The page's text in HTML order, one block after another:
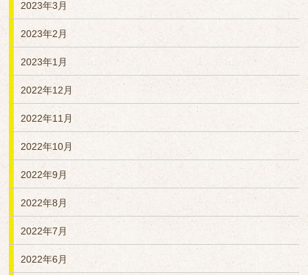
2023年3月
2023年2月
2023年1月
2022年12月
2022年11月
2022年10月
2022年9月
2022年8月
2022年7月
2022年6月